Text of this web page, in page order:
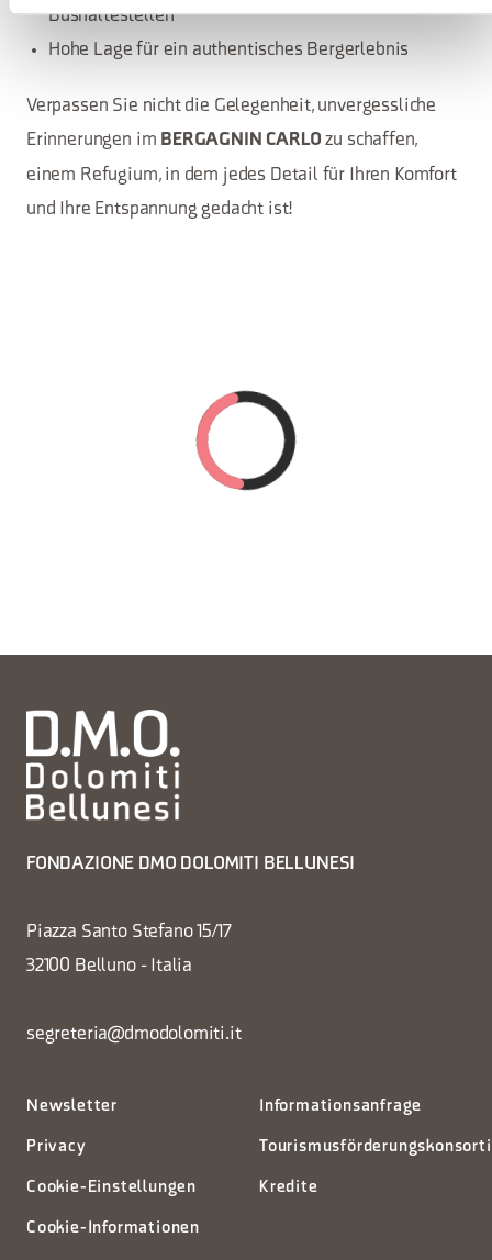
Bushaltestellen
Hohe Lage für ein authentisches Bergerlebnis
Verpassen Sie nicht die Gelegenheit, unvergessliche
Erinnerungen im BERGAGNIN CARLO zu schaffen,
einem Refugium, in dem jedes Detail für Ihren Komfort
und Ihre Entspannung gedacht ist!
FONDAZIONE DMO DOLOMITI BELLUNESI
Piazza Santo Stefano 15/17
32100 Belluno - Italia
segreteria@dmodolomiti.it
Newsletter
Privacy
Cookie-Einstellungen
Cookie-Informationen
Informationsanfrage
Kredite